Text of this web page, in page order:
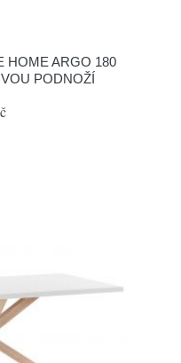
HOME ARGO 180
PODNOŽÍ